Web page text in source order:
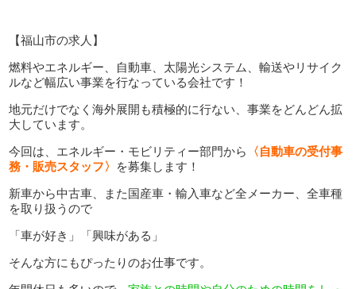
【福山市の求人】
燃料やエネルギー、自動車、太陽光システム、輸送やリサイク
ルなど幅広い事業を行なっている会社です！
地元だけでなく海外展開も積極的に行ない、事業をどんどん拡
大しています。
今回は、エネルギー・モビリティー部門から
〈自動車の受付事
務・販売スタッフ〉
を募集します！
新車から中古車、また国産車・輸入車など全メーカー、全車種
を取り扱うので
「車が好き」「興味がある」
そんな方にもぴったりのお仕事です。